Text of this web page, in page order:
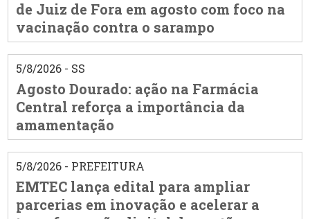
de Juiz de Fora em agosto com foco na
vacinação contra o sarampo
5/8/2026 - SS
Agosto Dourado: ação na Farmácia
Central reforça a importância da
amamentação
5/8/2026 - PREFEITURA
EMTEC lança edital para ampliar
parcerias em inovação e acelerar a